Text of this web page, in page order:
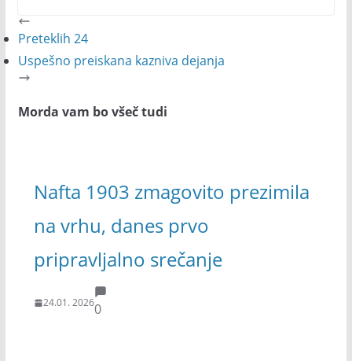
Preteklih 24
Uspešno preiskana kazniva dejanja
Morda vam bo všeč tudi
Nafta 1903 zmagovito prezimila
na vrhu, danes prvo
pripravljalno srečanje
24.01. 20260